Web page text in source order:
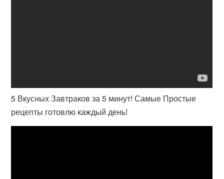
5 Вкусных Завтраков за 5 минут! Самые Простые
рецепты готовлю каждый день!